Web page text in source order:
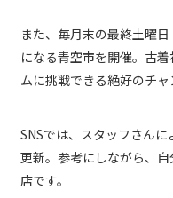
また、毎月末の最終土曜
になる青空市を開催。古
ムに挑戦できる絶好のチャ
SNSでは、スタッフさん
更新。参考にしながら、
店です。